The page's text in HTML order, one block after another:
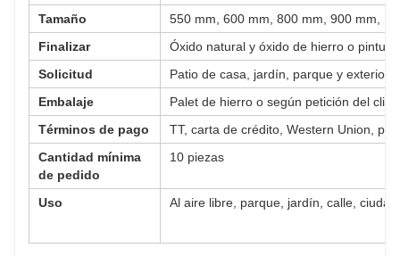
Tamaño
550 mm, 600 mm, 800 mm, 900 mm,
Finalizar
Óxido natural y óxido de hierro o
Solicitud
Patio de casa, jardín, parque y exterior
Embalaje
Palet de hierro o según petición del
Términos de pago
TT, carta de crédito, Western Union,
Cantidad mínima
de pedido
10 piezas
Uso Al aire libre, parque, jardín, calle,